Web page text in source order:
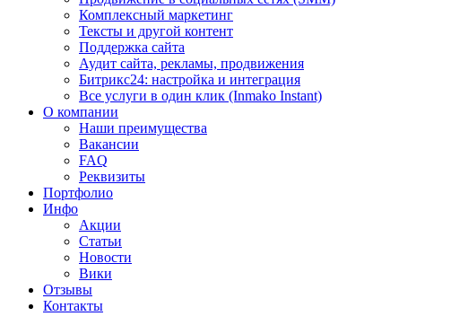
Комплексный маркетинг
Тексты и другой контент
Поддержка сайта
Аудит сайта, рекламы, продвижения
Битрикс24: настройка и интеграция
Все услуги в один клик (Inmako Instant)
О компании
Наши преимущества
Вакансии
FAQ
Реквизиты
Портфолио
Инфо
Акции
Статьи
Новости
Вики
Отзывы
Контакты